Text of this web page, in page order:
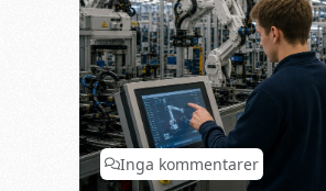
Inga kommentarer